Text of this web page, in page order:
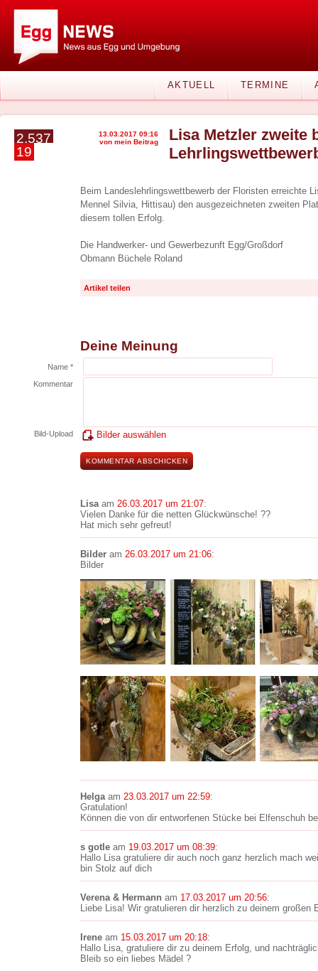
AKTUELL TERMINE
2.537
19
13.03.2017 09:16
von mein Beitrag
Lisa Metzler zweite
Beim Landeslehrlingswettbewerb der Floristen erreichte
Mennel Silvia, Hittisau) den ausgezeichneten zweiten
diesem tollen Erfolg.
Die Handwerker- und Gewerbezunft Egg/Großdorf
Obmann Büchele Roland
Artikel teilen
Deine Meinung
Name *
Kommentar
Bild-Upload Bilder auswählen
Lisaam 26.03.2017 um 21:07:
Vielen Danke für die netten Glückwünsche! ??
Hat mich sehr gefreut!
Bilder am 26.03.2017 um 21:06:
Bilder
Helgaam 23.03.2017 um 22:59:
Gratulation!
Können die von dir entworfenen Stücke bei Elfenschuh
s gotle am 19.03.2017 um 08:39:
Hallo Lisa gratuliere dir auch noch ganz herzlich mach
bin Stolz auf dich
Verena & Hermann am 17.03.2017 um 20:56:
Liebe Lisa! Wir gratulieren dir herzlich zu deinem großen
Irene am 15.03.2017 um 20:18:
Hallo Lisa, gratuliere dir zu deinem Erfolg, und
Bleib so ein liebes Mädel ?